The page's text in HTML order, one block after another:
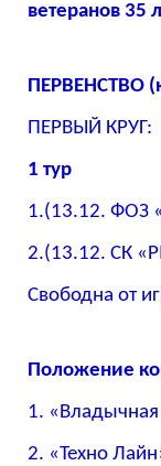
ветеранов 35
ПЕРВЕНСТВО
ПЕРВЫЙ КРУГ:
1 тур
1.(13.12. ФОЗ
2.(13.12. СК
Свободна от
Положение
1.
2. «Техно